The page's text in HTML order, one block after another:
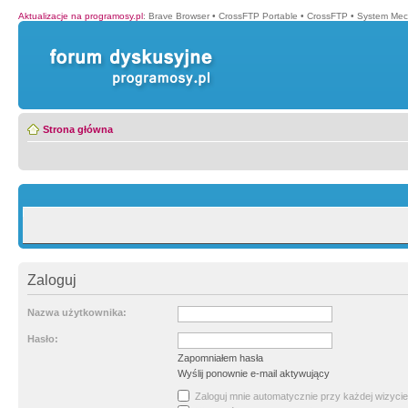
Aktualizacje na programosy.pl: Brave Browser • CrossFTP Portable • CrossFTP • System
Strona główna
Zaloguj
Nazwa użytkownika:
Hasło:
Zapomniałem hasła
Wyślij ponownie e-mail aktywujący
Zaloguj mnie automatycznie przy każdej wizycie